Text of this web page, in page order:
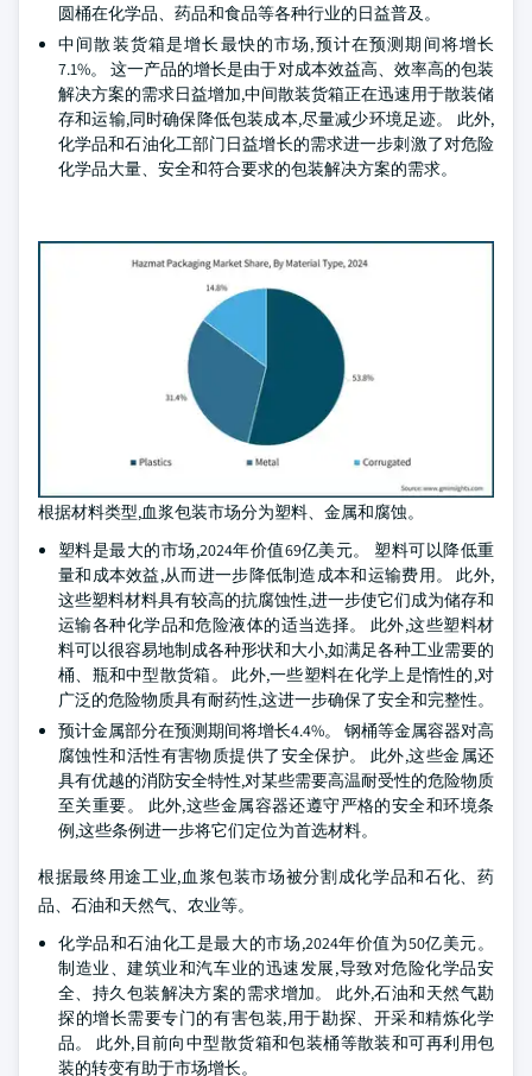
圆桶在化学品、药品和食品等各种行业的日益普及。
中间散装货箱是增长最快的市场,预计在预测期间将增长
7.1%。 这一产品的增长是由于对成本效益高、效率高的包装
解决方案的需求日益增加,中间散装货箱正在迅速用于散装储
存和运输,同时确保降低包装成本,尽量减少环境足迹。 此外,
化学品和石油化工部门日益增长的需求进一步刺激了对危险
化学品大量、安全和符合要求的包装解决方案的需求。
根据材料类型,血浆包装市场分为塑料、金属和腐蚀。
塑料是最大的市场,2024年价值69亿美元。 塑料可以降低重
量和成本效益,从而进一步降低制造成本和运输费用。 此外,
这些塑料材料具有较高的抗腐蚀性,进一步使它们成为储存和
运输各种化学品和危险液体的适当选择。 此外,这些塑料材
料可以很容易地制成各种形状和大小,如满足各种工业需要的
桶、瓶和中型散货箱。 此外,一些塑料在化学上是惰性的,对
广泛的危险物质具有耐药性,这进一步确保了安全和完整性。
预计金属部分在预测期间将增长4.4%。 钢桶等金属容器对高
腐蚀性和活性有害物质提供了安全保护。 此外,这些金属还
具有优越的消防安全特性,对某些需要高温耐受性的危险物质
至关重要。 此外,这些金属容器还遵守严格的安全和环境条
例,这些条例进一步将它们定位为首选材料。
根据最终用途工业,血浆包装市场被分割成化学品和石化、药
品、石油和天然气、农业等。
化学品和石油化工是最大的市场,2024年价值为50亿美元。
制造业、建筑业和汽车业的迅速发展,导致对危险化学品安
全、持久包装解决方案的需求增加。 此外,石油和天然气勘
探的增长需要专门的有害包装,用于勘探、开采和精炼化学
品。 此外,目前向中型散货箱和包装桶等散装和可再利用包
装的转变有助于市场增长。